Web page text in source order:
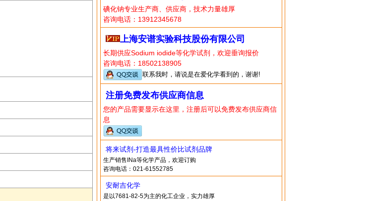
码:ichemistry)
碘化钠专业生产商、供应商，技术力量雄厚
咨询电话：13912345678
上海安谱实验科技股份有限公司
长期供应Sodium iodide等化学试剂，欢迎垂询报价
咨询电话：18502138905
联系我时，请说是在爱化学看到的，谢谢!
注册免费发布供应商信息
您的产品需要显示在这里，注册后可以免费发布供应商信
息
将来试剂-打造最具性价比试剂品牌
生产销售INa等化学产品，欢迎订购
咨询电话：021-61552785
安耐吉化学
是以7681-82-5为主的化工企业，实力雄厚